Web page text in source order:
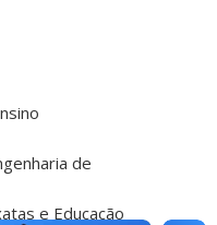
de
e Educação